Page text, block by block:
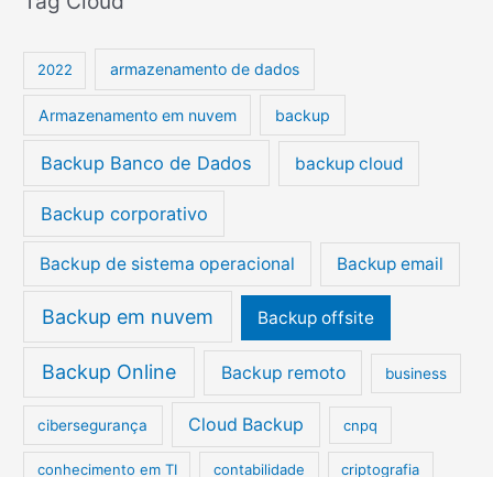
q
s
p
r
2022 armazenamento de dados
Armazenamento em nuvem backup
Backup Banco de Dados backup cloud
Backup corporativo
Backup de sistema operacional Backup email
Backup em nuvem Backup offsite
Backup Online Backup remoto business
cibersegurança Cloud Backup cnpq
conhecimento em TI contabilidade criptografia